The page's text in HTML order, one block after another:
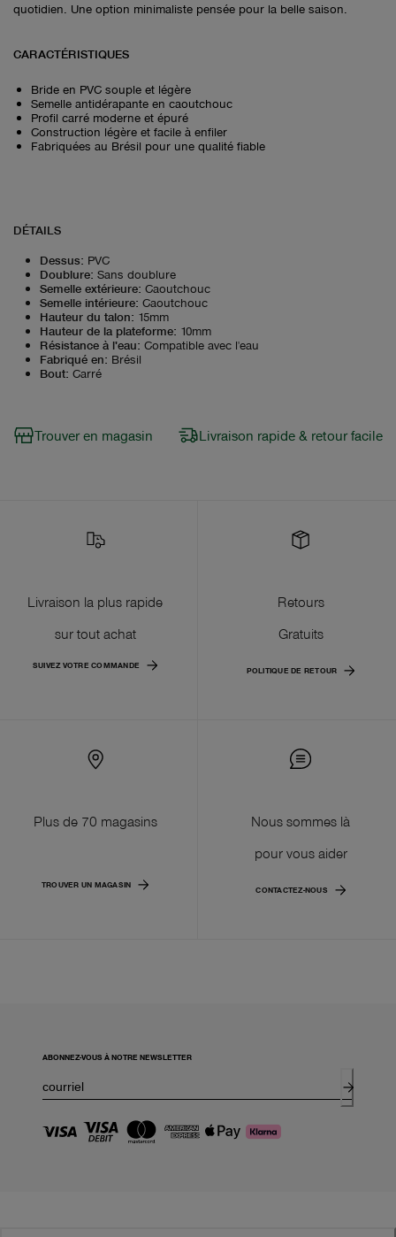
quotidien. Une option minimaliste pensée pour la belle saison.
CARACTÉRISTIQUES
Bride en PVC souple et légère
Semelle antidérapante en caoutchouc
Profil carré moderne et épuré
Construction légère et facile à enfiler
Fabriquées au Brésil pour une qualité fiable
DÉTAILS
Dessus: PVC
Doublure: Sans doublure
Semelle extérieure: Caoutchouc
Semelle intérieure: Caoutchouc
Hauteur du talon: 15mm
Hauteur de la plateforme: 10mm
Résistance à l'eau: Compatible avec l'eau
Fabriqué en: Brésil
Bout: Carré
Trouver en magasin Livraison rapide & retour facile
Livraison la plus rapide
sur tout achat
SUIVEZ VOTRE COMMANDE
Retours
Gratuits
POLITIQUE DE RETOUR
Plus de 70 magasins
TROUVER UN MAGASIN
Nous sommes là
pour vous aider
CONTACTEZ-NOUS
ABONNEZ-VOUS À NOTRE NEWSLETTER